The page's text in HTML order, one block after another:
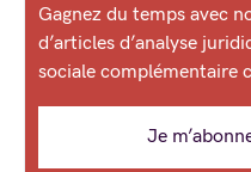
Gagnez du temps avec
d’articles d’analyse
sociale complémentaire
Je